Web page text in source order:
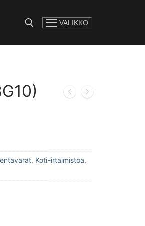
VALIKKO
, Koti-irtaimistoa,